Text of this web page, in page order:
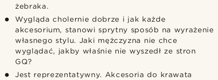
żebraka.
Wygląda cholernie dobrze i jak każde
akcesorium, stanowi sprytny sposób na wyrażenie
własnego stylu. Jaki mężczyzna nie chce
wyglądać, jakby właśnie nie wyszedł ze stron
GQ?
Jest reprezentatywny. Akcesoria do krawata